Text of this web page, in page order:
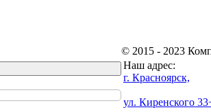
© 2015 - 2023
Наш адрес:
г. Красноярск,
ул. Киренского 33